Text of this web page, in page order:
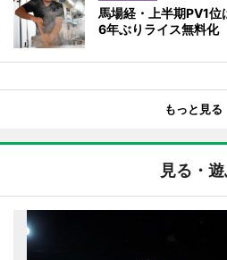
馬場経・上半期PV1
6年ぶりライス無料化
もっと見る
見る・